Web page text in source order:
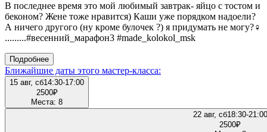
В последнее время это мой любимый завтрак- яйцо с тостом и
беконом? Жене тоже нравится) Каши уже порядком надоели?
А ничего другого (ну кроме булочек ?) я придумать не могу?‍♀️
.........#весенний_марафон3 #made_kolokol_msk
Подробнее
Ближайшие даты этого мастер‑класса:
15 авг, сб14:30-17:00
2500₽
Места: 8
22 авг, сб18:30-21:00
2500₽